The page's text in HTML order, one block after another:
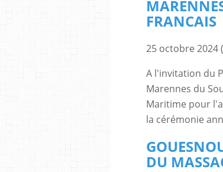
FRANCAIS
25 octobre 2024
A l'invitation du
Marennes du
Maritime pour
la cérémonie
DU